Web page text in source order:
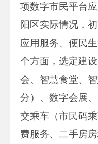
项数字市民平台
阳区实际情况，
应用服务、便民
个方面，选定建
会、智慧食堂、
分）、数字会展
交乘车（市民码
费服务、二手房